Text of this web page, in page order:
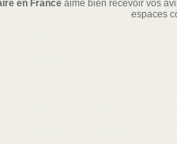
en Franceaime bien recevoir vos
espaces